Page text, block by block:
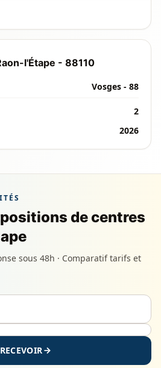
l'Étape - 88110
Vosges - 88
2
2026
de centres
sous 48h · Comparatif tarifs et
RECEVOIR